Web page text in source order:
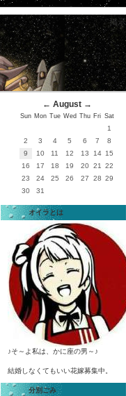
掲示
← August→
Sun Mon Tue Wed Thu Fri Sat
1
2
3 4 5 6 7
8
9
10 11 12 13 14 15
16
17 18 19 20 21
22
23
24 25 26 27 28 29
30
31
オイラとは
♪そ～よ私は、かに座の男～♪
結婚しなくてもいい花嫁募集中。
分別ごみ